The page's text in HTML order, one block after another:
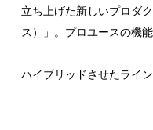
立ち上げた新しいプロダ
ス）」。プロユースの機
ハイブリッドさせたライ